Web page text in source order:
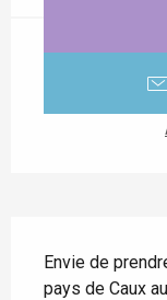
Envie de
pays de Caux